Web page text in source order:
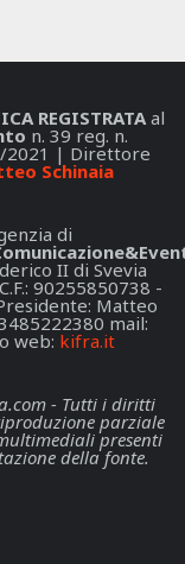
REGISTRATAal
n. 39 reg. n.
2021 | Direttore
Schinaia
di
II di Svevia
90255850738 -
Matteo
mail:
web: kifra.it
- Tutti i diritti
parziale
presenti
della fonte.